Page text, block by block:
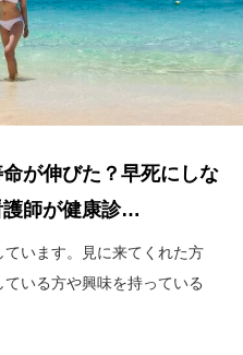
が伸びた？早死にしな
護師が健康診…
います。見に来てくれた方
いる方や興味を持っている